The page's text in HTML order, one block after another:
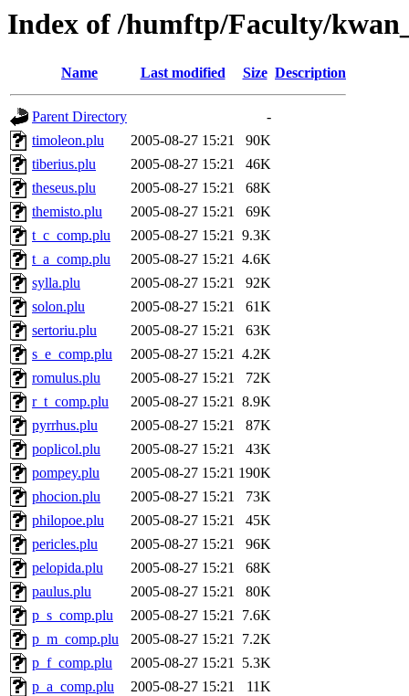
Index of /humftp/Faculty/
Name Last modified Size Description
Parent Directory
-
timoleon.plu
2005-08-27 15:21
90K
tiberius.plu
2005-08-27 15:21
46K
theseus.plu
2005-08-27 15:21
68K
themisto.plu
2005-08-27 15:21
69K
t_c_comp.plu
2005-08-27 15:21 9.3K
t_a_comp.plu
2005-08-27 15:21 4.6K
sylla.plu
2005-08-27 15:21
92K
solon.plu
2005-08-27 15:21
61K
sertoriu.plu
2005-08-27 15:21
63K
s_e_comp.plu
2005-08-27 15:21 4.2K
romulus.plu
2005-08-27 15:21
72K
r_t_comp.plu
2005-08-27 15:21 8.9K
pyrrhus.plu
2005-08-27 15:21
87K
poplicol.plu
2005-08-27 15:21
43K
pompey.plu
2005-08-27 15:21 190K
phocion.plu
2005-08-27 15:21
73K
philopoe.plu
2005-08-27 15:21
45K
pericles.plu
2005-08-27 15:21
96K
pelopida.plu
2005-08-27 15:21
68K
paulus.plu
2005-08-27 15:21
80K
p_s_comp.plu
2005-08-27 15:21 7.6K
p_m_comp.plu
2005-08-27 15:21 7.2K
p_f_comp.plu
2005-08-27 15:21 5.3K
p_a_comp.plu
2005-08-27 15:21
11K